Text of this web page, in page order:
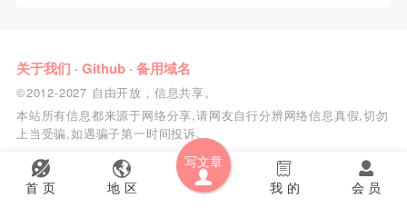
首 页 地 区
写文章
会 员
我 的
关于我们 · Github· 备用域名
©2012-2027 自由开放，信息共享。
本站所有信息都来源于网络分享,请网友自行分辨网络信息真假,切勿
上当受骗,如遇骗子第一时间投诉.